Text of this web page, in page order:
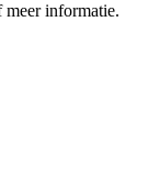
meer informatie.